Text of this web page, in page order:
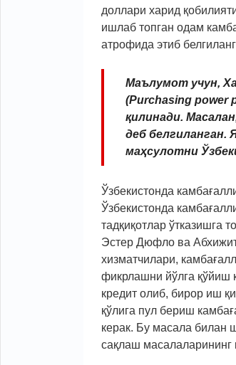
доллари харид
ишлаб топган одам
атрофида этиб
Маълумот учун,
(Purchasing power
қилинади.
деб белгиланган.
маҳсулотни
Ўзбекистонда
Ўзбекистонда
тадқиқотлар ўтказишга
Эстер Дюфло ва Абхижит
хизматчилари,
фикрлашни йўлга қўйиш
кредит олиб, бирор иш
қўлига пул бериш
керак. Бу масала билан
сақлаш масалаларининг